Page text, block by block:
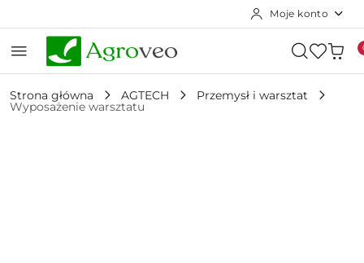
Moje konto
Strona główna AGTECH Przemysł i warsztat
Wyposażenie warsztatu